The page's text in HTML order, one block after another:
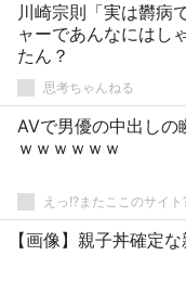
川崎宗則「実は欝病
ャーであんなにはし
たん？
思考ちゃんねる
AVで男優の中出しの
ｗｗｗｗｗｗ
えっ!?またここのサイト
【画像】親子丼確定